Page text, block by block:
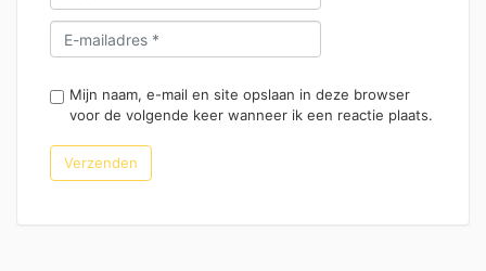
Mijn naam, e-mail en site opslaan in deze browser
voor de volgende keer wanneer ik een reactie plaats.